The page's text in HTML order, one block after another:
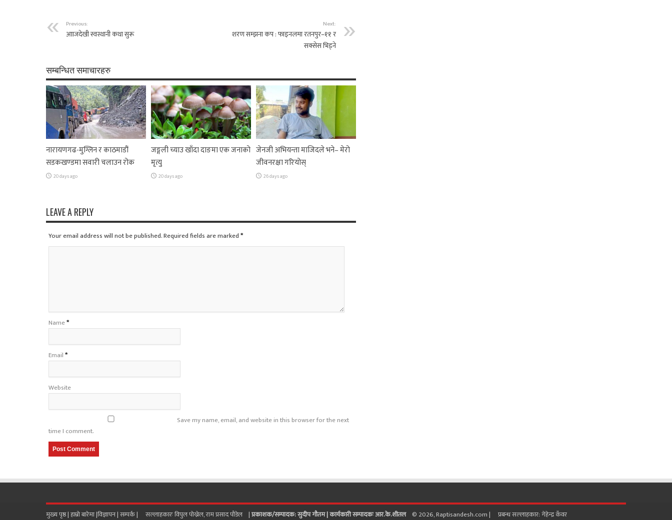
Previous:
आाजदेखी स्वस्थानी कथा सुरू
Next:
शरण सम्झना कप : फाइनलमा रतनपुर–११ र
सक्सेस भिड्ने
सम्बन्धित समाचारहरु
नारायणगढ-मुग्लिन र काठमाडौं
सडकखण्डमा सवारी चलाउन रोक
20 days ago
जङ्गली च्याउ खाँदा दाङमा एक जनाको
मृत्यु
20 days ago
जेनजी अभियन्ता माजिदले भने– मेरो
जीवनरक्षा गरियोस्
26 days ago
LEAVE A REPLY
Your email address will not be published. Required fields are marked*
Name*
Email*
Website
Save my name, email, and website in this browser for the next
time I comment.
मुख्य पृष्ठ |हाम्रो बारेमा|विज्ञापन|सम्पर्क| सल्लाहकारः विपुल पोख्रेल, राम प्रसाद पाैडेल |प्रकाशक/सम्पादक: सुदीप गौतम |कार्यकारी सम्पादकः आर.के.शीतल © 2026, Raptisandesh.com | प्रबन्ध सल्लाहकार: गेहेन्द्र कँवर